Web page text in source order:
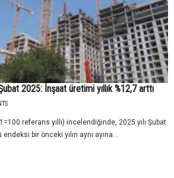
2025: İnşaat üretimi yıllık %12,7 arttı
referans yıllı) incelendiğinde, 2025 yılı Şubat
bir önceki yılın aynı ayına...